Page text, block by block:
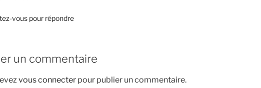
vous pour répondre
un commentaire
vous connecter pour publier un commentaire.